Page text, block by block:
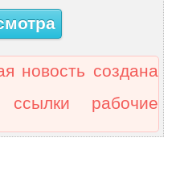
новость создана
ссылки рабочие